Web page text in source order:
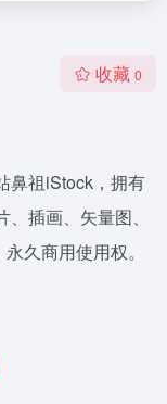
收藏 0
鼻祖iStock，拥有
插画、矢量图、
久商用使用权。